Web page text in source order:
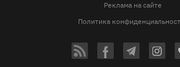
Реклама на сайте
Политика